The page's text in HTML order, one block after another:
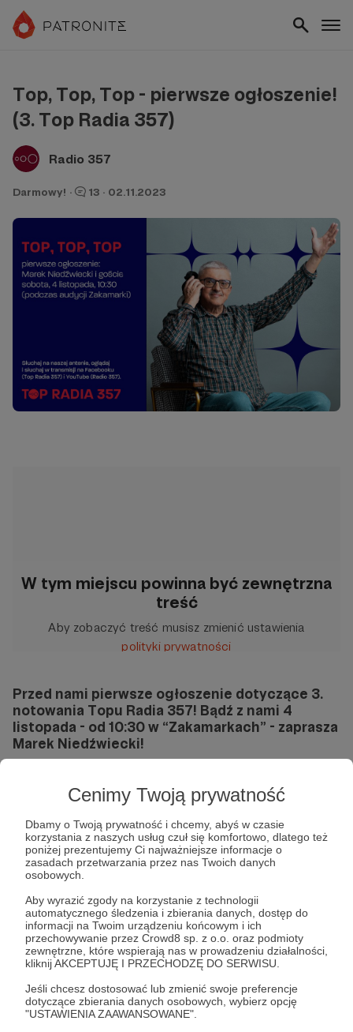
Cenimy Twoją prywatność
Dbamy o Twoją prywatność i chcemy, abyś w czasie
korzystania z naszych usług czuł się komfortowo, dlatego też
poniżej prezentujemy Ci najważniejsze informacje o
zasadach przetwarzania przez nas Twoich danych
osobowych.
Aby wyrazić zgody na korzystanie z technologii
automatycznego śledzenia i zbierania danych, dostęp do
informacji na Twoim urządzeniu końcowym i ich
przechowywanie przez Crowd8 sp. z o.o. oraz podmioty
zewnętrzne, które wspierają nas w prowadzeniu działalności,
kliknij AKCEPTUJĘ I PRZECHODZĘ DO SERWISU.
Jeśli chcesz dostosować lub zmienić swoje preferencje
dotyczące zbierania danych osobowych, wybierz opcję
"USTAWIENIA ZAAWANSOWANE".
Top, Top, Top - pierwsze ogłoszenie!
(3. Top Radia 357)
Radio 357
Darmowy! · 13 · 02.11.2023
W tym miejscu powinna być zewnętrzna
treść
Aby zobaczyć treść musisz zmienić ustawienia
polityki prywatności
Przed nami pierwsze ogłoszenie dotyczące 3.
notowania Topu Radia 357! Bądź z nami 4
listopada - od 10:30 w “Zakamarkach” - zaprasza
Marek Niedźwiecki!
zaprezentujemy pierwsze informacje! Ola Budka i
Marcin Łukawski będą gośćmi Niedźwiedzia.
Top Radia 357 to wielkie święto muzyki – pod
koniec roku Patroni Radia 357 wybierają
najważniejsze utwory wszech czasów! W tym roku
czeka nas 3. Notowanie. Pierwsze szczegóły na jego
temat padną właśnie w pierwszej godzinie
“Zakamarków”.
live otwarty pierwsze ogłoszenie TOP Radia 357
Marek Niedźwiecki
Udostępnij